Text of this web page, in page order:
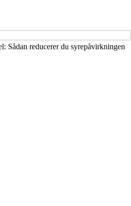
Sådan reducerer du syrepåvirkningen